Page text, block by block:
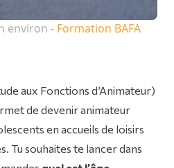
environ - Formation BAFA
aux Fonctions d’Animateur)
de devenir animateur
en accueils de loisirs
Tu souhaites te lancer dans